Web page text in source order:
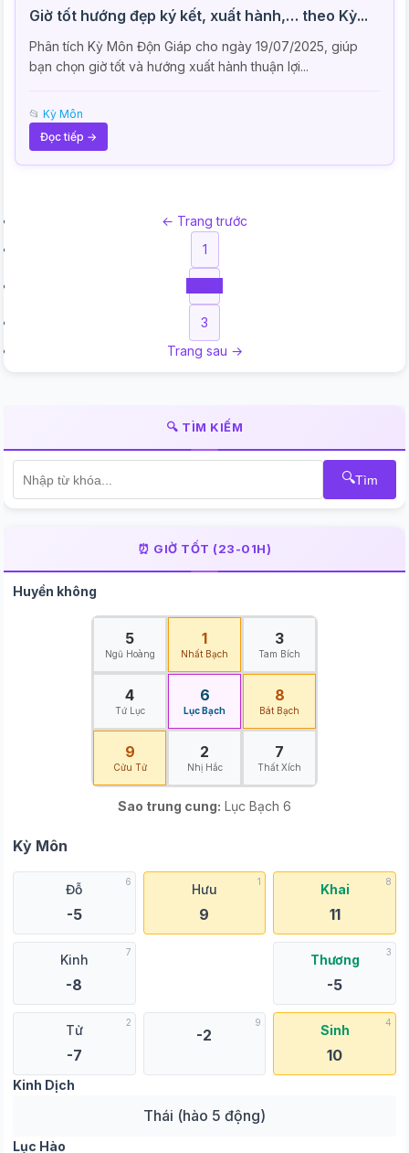
Giờ tốt hướng đẹp ký kết, xuất hành,… theo Kỳ...
Phân tích Kỳ Môn Độn Giáp cho ngày 19/07/2025, giúp
bạn chọn giờ tốt và hướng xuất hành thuận lợi...
📂 Kỳ Môn
Đọc tiếp →
← Trang trước
1
3
Trang sau →
🔍 TÌM KIẾM
🔍Tìm
⏰ GIỜ TỐT (23-01H)
Huyền không
5
Ngũ Hoàng
1
Nhất Bạch
3
Tam Bích
4
Tứ Lục
6
Lục Bạch
8
Bát Bạch
9
Cửu Tử
2
Nhị Hắc
7
Thất Xích
Sao trung cung: Lục Bạch 6
Kỳ Môn
6
Đỗ
-5
1
Hưu
9
8
Khai
11
7
Kinh
-8
3
Thương
-5
2
Tử
-7
9
-2
4
Sinh
10
Kinh Dịch
Thái (hào 5 động)
Lục Hào